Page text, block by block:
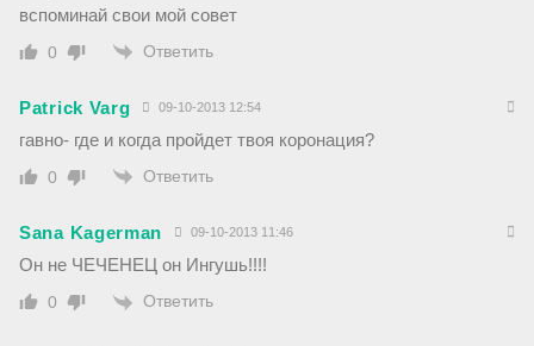
вспоминай свои мой совет
0 Ответить
Patrick Varg 09-10-2013 12:54
гавно- где и когда пройдет твоя коронация?
0 Ответить
Sana Kagerman 09-10-2013 11:46
Он не ЧЕЧЕНЕЦ он Ингушь!!!!
0 Ответить